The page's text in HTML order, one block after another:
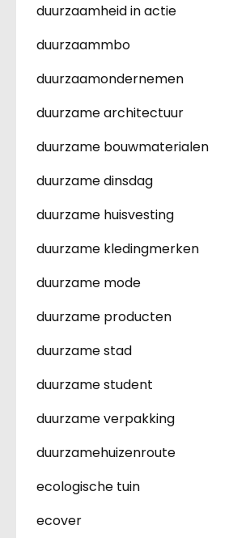
duurzaamheid in actie
duurzaammbo
duurzaamondernemen
duurzame architectuur
duurzame bouwmaterialen
duurzame dinsdag
duurzame huisvesting
duurzame kledingmerken
duurzame mode
duurzame producten
duurzame stad
duurzame student
duurzame verpakking
duurzamehuizenroute
ecologische tuin
ecover